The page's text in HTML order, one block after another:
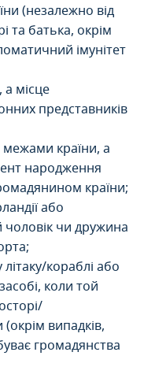
(незалежно від
та батька, окрім
імунітет
а місце
представників
межами країни, а
народження
країни;
або
чи дружина
кораблі або
коли той
випадків,
громадянства